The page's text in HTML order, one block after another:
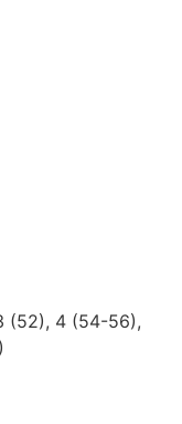
(52), 4 (54-56),